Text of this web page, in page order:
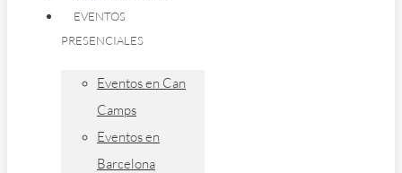
EVENTOS
PRESENCIALES
Eventos en Can
Camps
Eventos en
Barcelona